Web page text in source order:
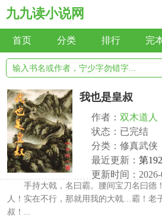
九九读小说网
首页 分类 排行 完
我也是皇叔
作者： 双木道人
状态：已完结
分类：修真武侠
最近更新： 第
更新时间：2026-
手持大戟，名曰霸。腰间宝刀名曰德
人！实在不行，那就用我的大戟…霸！老
叔！...